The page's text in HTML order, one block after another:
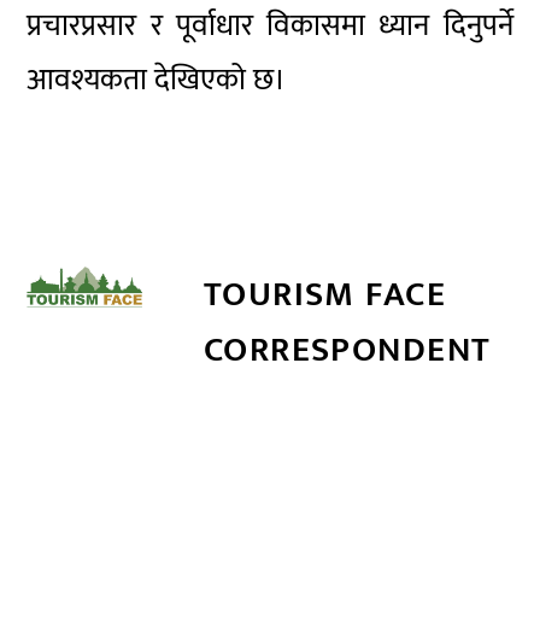
प्रचारप्रसार र पूर्वाधार विकासमा ध्यान दिनुपर्ने
आवश्यकता देखिएको छ।
TOURISM FACE
CORRESPONDENT